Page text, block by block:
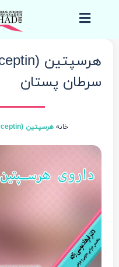
سرطان پستان
خانه هرسپتین (Herceptin) دارویی برای سرطان پستان